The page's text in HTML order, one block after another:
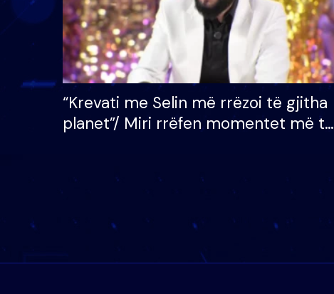
“Krevati me Selin më rrëzoi të gjitha
planet”/ Miri rrëfen momentet më të